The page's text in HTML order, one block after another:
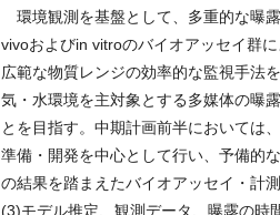
環境観測を基盤として、多重的な曝
vivoおよびin vitroのバイオアッセイ群
広範な物質レンジの効率的な監視手法
気・水環境を主対象とする多媒体の曝
とを目指す。中期計画前半においては
準備・開発を中心として行い、予備的
の結果を踏まえたバイオアッセイ・計
(3)モデル推定、観測データ、曝露の時